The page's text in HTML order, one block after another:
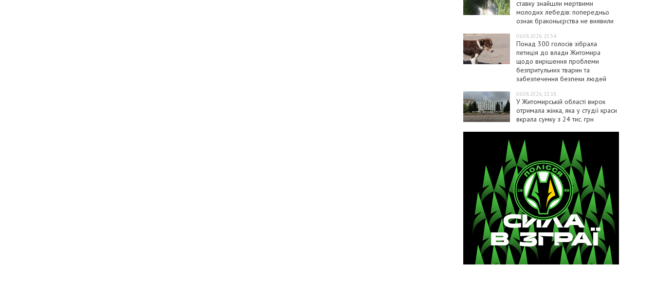
ставку знайшли мертвими
молодих лебедів: попередньо
ознак браконьєрства не виявили
06.08.2026, 15:54
Понад 300 голосів зібрала
петиція до влади Житомира
щодо вирішення проблеми
безпритульних тварин та
забезпечення безпеки людей
06.08.2026, 15:18
У Житомирській області вирок
отримала жінка, яка у студії краси
вкрала сумку з 24 тис. грн